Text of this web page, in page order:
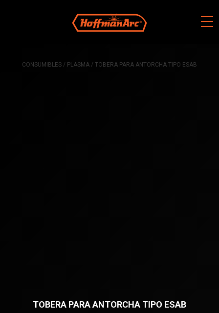
CONSUMIBLES / PLASMA / TOBERA PARA ANTORCHA TIPO ESAB
TOBERA PARA ANTORCHA TIPO ESAB